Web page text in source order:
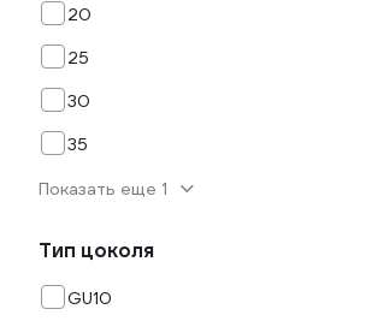
20
25
30
35
Показать еще 1
Тип цоколя
GU10